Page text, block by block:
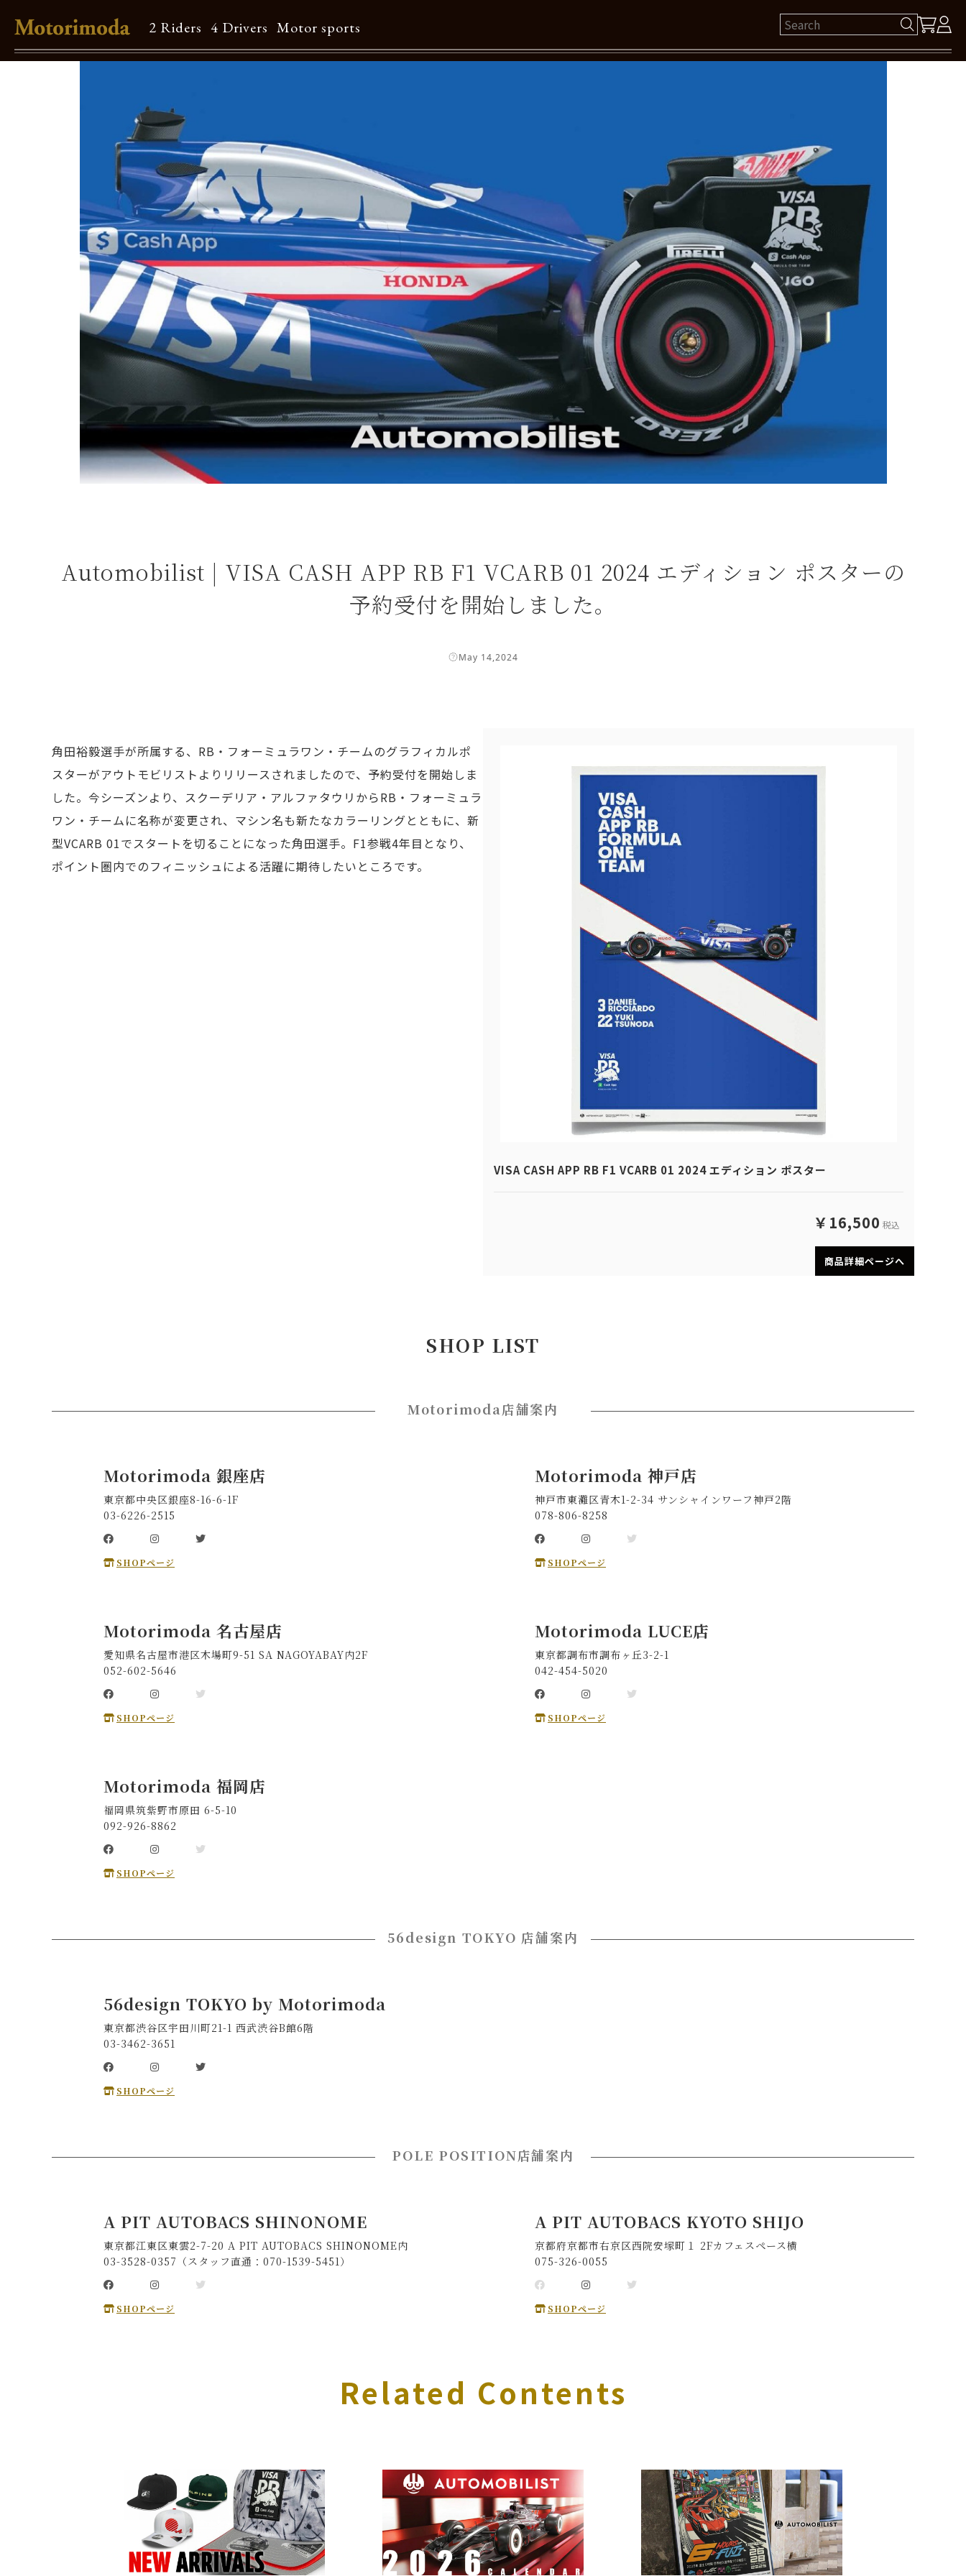
保有ポイント： pt
ログイン
新規会員登録
2 Riders 4 Drivers Motor sports
Motorimodaとは
Brand list
Guide
ご利用ガイド
よくある質問
カタログダウンロード
リクルート
Automobilist | VISA CASH APP RB F1 VCARB 01 2024 エディション ポスターの
予約受付を開始しました。
May 14,2024
角田裕毅選手が所属する、RB・フォーミュラワン・チームのグラフィカルポ
スターがアウトモビリストよりリリースされましたので、予約受付を開始しま
した。今シーズンより、スクーデリア・アルファタウリからRB・フォーミュラ
ワン・チームに名称が変更され、マシン名も新たなカラーリングとともに、新
型VCARB 01でスタートを切ることになった角田選手。F1参戦4年目となり、
ポイント圏内でのフィニッシュによる活躍に期待したいところです。
VISA CASH APP RB F1 VCARB 01 2024 エディション ポスター
￥16,500 税込
商品詳細ページへ
SHOP LIST
Motorimoda店舗案内
Motorimoda 銀座店
東京都中央区銀座8-16-6-1F
03-6226-2515
SHOPページ
Motorimoda 神戸店
神戸市東灘区青木1-2-34 サンシャインワーフ神戸2階
078-806-8258
SHOPページ
Motorimoda 名古屋店
愛知県名古屋市港区木場町9-51 SA NAGOYABAY内2F
052-602-5646
SHOPページ
Motorimoda LUCE店
東京都調布市調布ヶ丘3-2-1
042-454-5020
SHOPページ
Motorimoda 福岡店
福岡県筑紫野市原田 6-5-10
092-926-8862
SHOPページ
56design TOKYO 店舗案内
56design TOKYO by Motorimoda
東京都渋谷区宇田川町21-1 西武渋谷B館6階
03-3462-3651
SHOPページ
POLE POSITION店舗案内
A PIT AUTOBACS SHINONOME
東京都江東区東雲2-7-20 A PIT AUTOBACS SHINONOME内
03-3528-0357（スタッフ直通：070-1539-5451）
SHOPページ
A PIT AUTOBACS KYOTO SHIJO
京都府京都市右京区西院安塚町１ 2Fカフェスペース横
075-326-0055
SHOPページ
Related Contents